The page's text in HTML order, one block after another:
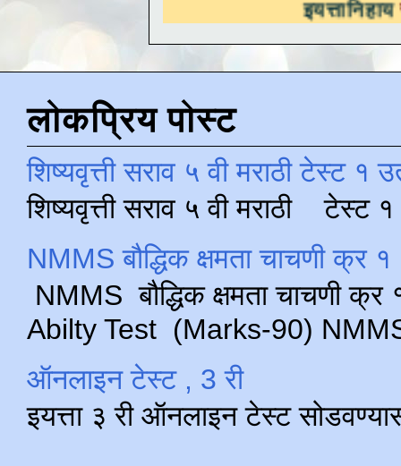
राज्यस्तरीय
लोकप्रिय पोस्ट
शिष्यवृत्ती सराव ५ वी मराठी टेस्ट १
शिष्यवृत्ती सराव ५ वी मराठी टेस्ट
NMMS बौद्धिक क्षमता चाचणी क्र
NMMS बौद्धिक क्षमता चाचणी
Abilty Test (Marks-90) NMMS
ऑनलाइन टेस्ट , 3 री
इयत्ता ३ री ऑनलाइन टेस्ट